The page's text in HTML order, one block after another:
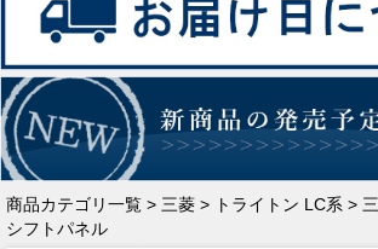
商品カテゴリ一覧 > 三菱 > トライトン LC系 >
シフトパネル